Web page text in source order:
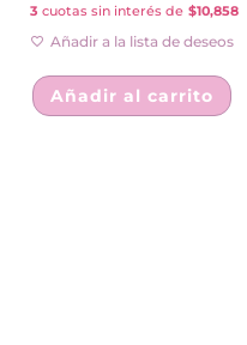
3 cuotas sin interés de $10,858
Añadir a la lista de deseos
Añadir al carrito